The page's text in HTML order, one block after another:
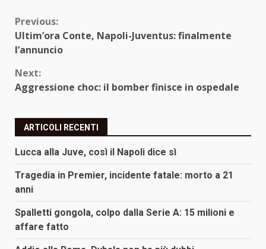
Continue
Reading
Previous:
Ultim’ora Conte, Napoli-Juventus: finalmente
l’annuncio
Next:
Aggressione choc: il bomber finisce in ospedale
ARTICOLI RECENTI
Lucca alla Juve, così il Napoli dice sì
Tragedia in Premier, incidente fatale: morto a 21
anni
Spalletti gongola, colpo dalla Serie A: 15 milioni e
affare fatto